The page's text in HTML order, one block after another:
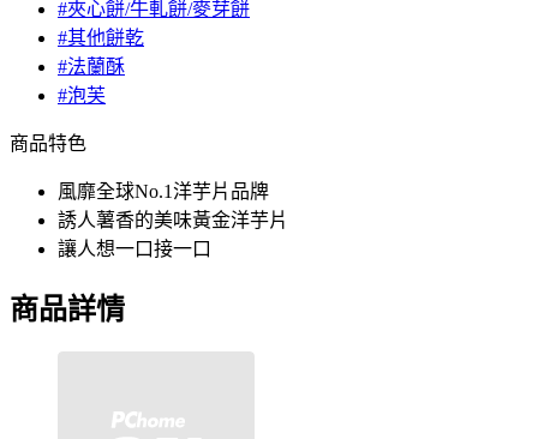
#夾心餅/牛軋餅/麥芽餅
#其他餅乾
#法蘭酥
#泡芙
商品特色
風靡全球No.1洋芋片品牌
誘人薯香的美味黃金洋芋片
讓人想一口接一口
商品詳情